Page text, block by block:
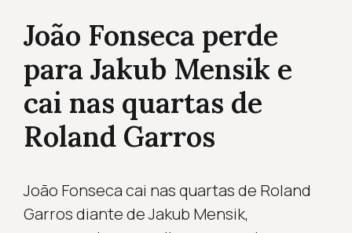
João Fonseca perde
para Jakub Mensik e
cai nas quartas de
Roland Garros
João Fonseca cai nas quartas de Roland
Garros diante de Jakub Mensik,